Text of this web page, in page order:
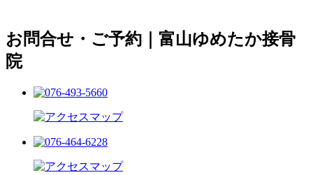
お問合せ・ご予約｜富山ゆめたか接骨
院